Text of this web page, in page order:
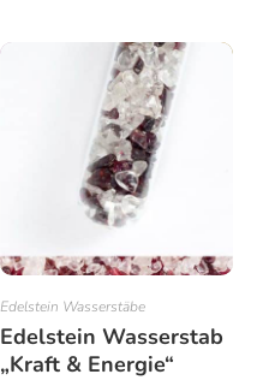
Edelstein Wasserstäbe
Edelstein Wasserstab
„Kraft & Energie“